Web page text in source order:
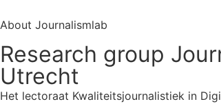
About Journalismlab
Research group
Utrecht
Het lectoraat Kwaliteitsjournalistiek in